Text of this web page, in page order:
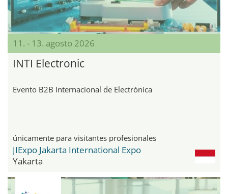
11. - 13. agosto 2026
INTI Electronic
Evento B2B Internacional de Electrónica
únicamente para visitantes profesionales
JIExpo Jakarta International Expo
Yakarta